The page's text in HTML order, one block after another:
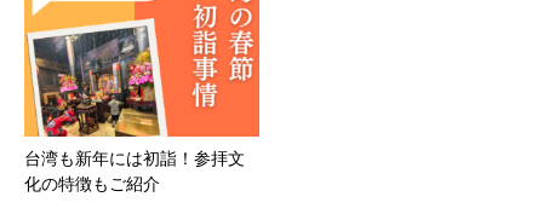
台湾も新年には初詣！参拝文
化の特徴もご紹介